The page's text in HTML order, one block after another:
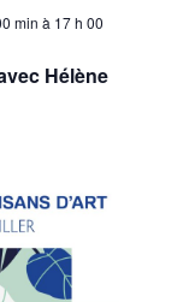
Hélène
min à 17 h 00